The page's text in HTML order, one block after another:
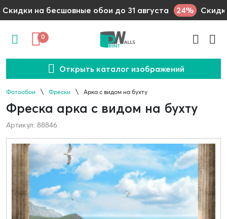
Скидки на бесшовные обои до 31 августа 24%
0
Открыть каталог изображений
Фотообои Фрески Арка с видом на бухту
Фреска арка с видом на бухту
Артикул: 88846